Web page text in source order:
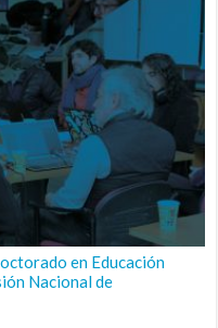
en Educación
Nacional de